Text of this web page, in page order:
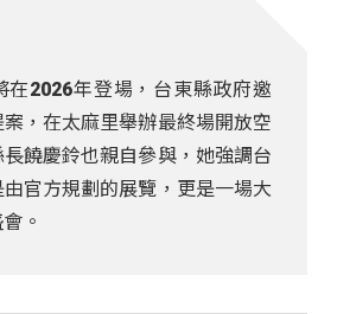
在2026年登場，台東縣政府邀
，在太麻里舉辦最終場開放空
饒慶鈴也親自參與，她強調台
官方規劃的展覽，更是一場大
。